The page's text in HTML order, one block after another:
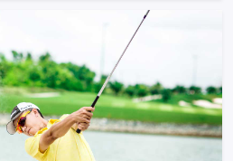
此宣讀獨立宣言的重要地標
驗他簡樸生活的木屋住宅
與河內最古老的寺廟相映成趣
傳說之湖
）：最有味道的老城小巷
喝的在地咖啡文化
，白天享受球場挑戰，午後漫遊
滴滴咖啡收尾。
場北越獨有的度假回憶！